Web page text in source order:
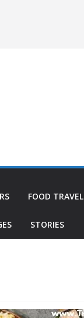
FOOD TRAVEL
STORIES